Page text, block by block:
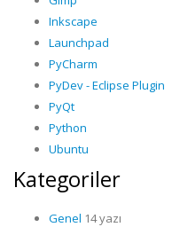
Inkscape
Launchpad
PyCharm
PyDev - Eclipse Plugin
PyQt
Python
Ubuntu
Kategoriler
Genel 14 yazı